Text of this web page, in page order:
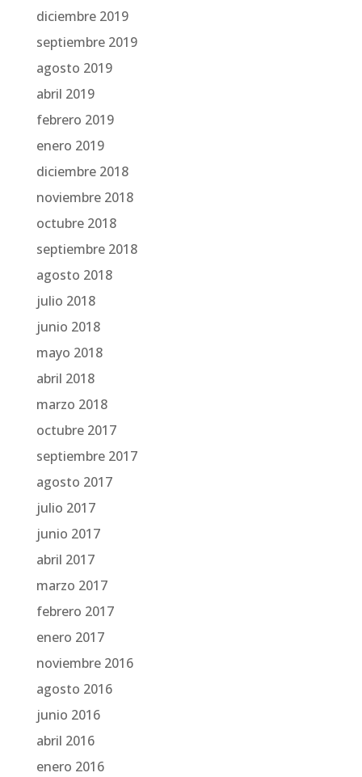
diciembre 2019
septiembre 2019
agosto 2019
abril 2019
febrero 2019
enero 2019
diciembre 2018
noviembre 2018
octubre 2018
septiembre 2018
agosto 2018
julio 2018
junio 2018
mayo 2018
abril 2018
marzo 2018
octubre 2017
septiembre 2017
agosto 2017
julio 2017
junio 2017
abril 2017
marzo 2017
febrero 2017
enero 2017
noviembre 2016
agosto 2016
junio 2016
abril 2016
enero 2016